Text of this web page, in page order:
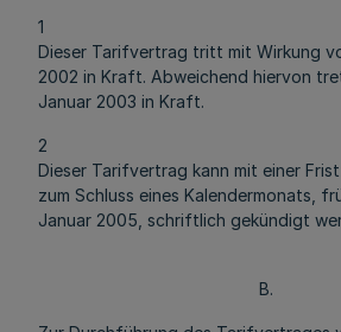
1
Dieser Tarifvertrag tritt mit Wirkung
2002 in Kraft. Abweichend hiervon
Januar 2003 in Kraft.
2
Dieser Tarifvertrag kann mit einer
zum Schluss eines Kalendermonats,
Januar 2005, schriftlich gekündigt
B.